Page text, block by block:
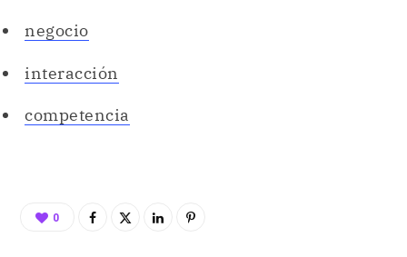
negocio
interacción
competencia
0